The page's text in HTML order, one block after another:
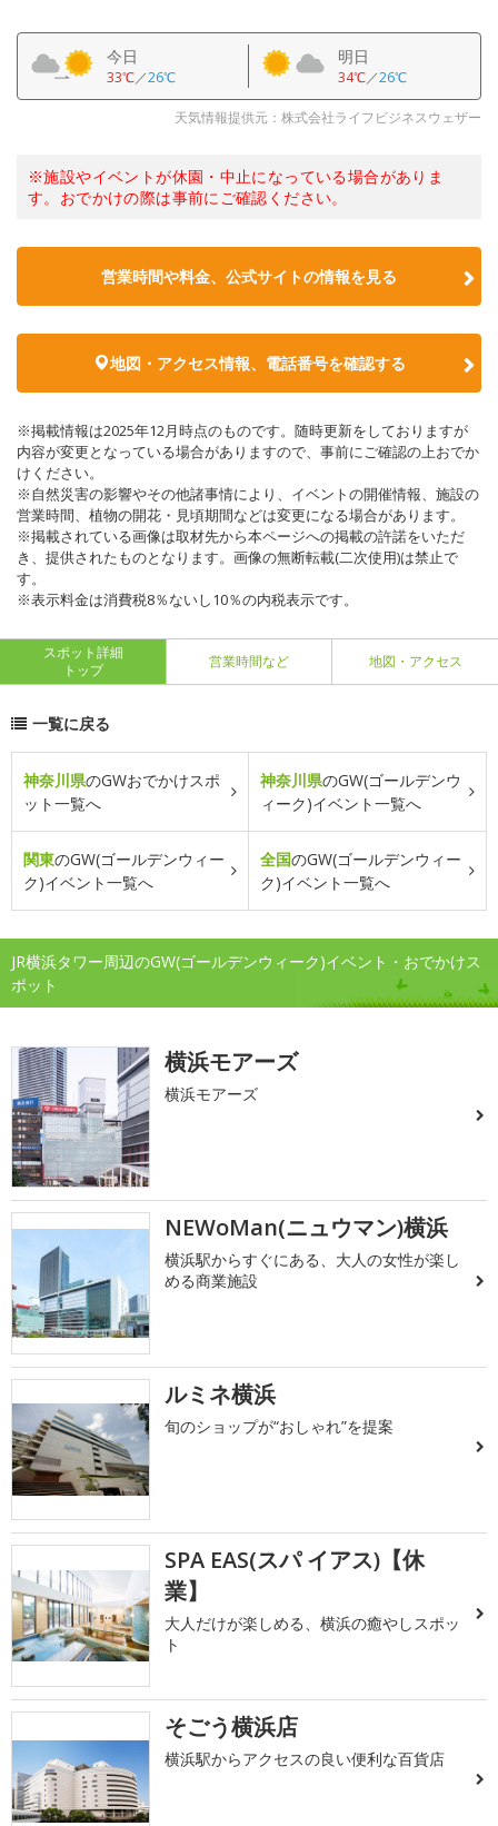
今日
33℃／26℃
明日
34℃／26℃
天気情報提供元：株式会社ライフビジネスウェザー
※施設やイベントが休園・中止になっている場合がありま
す。おでかけの際は事前にご確認ください。
営業時間や料金、公式サイトの情報を見る
地図・アクセス情報、電話番号を確認する
※掲載情報は2025年12月時点のものです。随時更新をしておりますが
内容が変更となっている場合がありますので、事前にご確認の上おでか
けください。
※自然災害の影響やその他諸事情により、イベントの開催情報、施設の
営業時間、植物の開花・見頃期間などは変更になる場合があります。
※掲載されている画像は取材先から本ページへの掲載の許諾をいただ
き、提供されたものとなります。画像の無断転載(二次使用)は禁止で
す。
※表示料金は消費税8％ないし10％の内税表示です。
スポット詳細
トップ
営業時間など 地図・アクセス
一覧に戻る
神奈川県のGWおでかけスポ
ット一覧へ
神奈川県のGW(ゴールデンウ
ィーク)イベント一覧へ
関東のGW(ゴールデンウィー
ク)イベント一覧へ
全国のGW(ゴールデンウィー
ク)イベント一覧へ
JR横浜タワー周辺のGW(ゴールデンウィーク)イベント・おでかけス
ポット
横浜モアーズ
横浜モアーズ
NEWoMan(ニュウマン)横浜
横浜駅からすぐにある、大人の女性が楽し
める商業施設
ルミネ横浜
旬のショップが“おしゃれ”を提案
SPA EAS(スパ イアス)【休
業】
大人だけが楽しめる、横浜の癒やしスポッ
ト
そごう横浜店
横浜駅からアクセスの良い便利な百貨店